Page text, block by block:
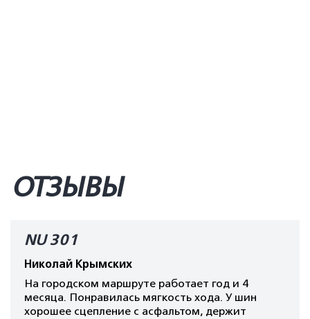
ОТЗЫВЫ
NU 301
Николай Крымских
На городском маршруте работает год и 4
месяца. Понравилась мягкость хода. У шин
хорошее сцепление с асфальтом, держит